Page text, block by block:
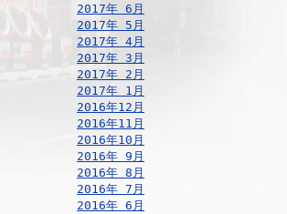
2017年 6月
2017年 5月
2017年 4月
2017年 3月
2017年 2月
2017年 1月
2016年12月
2016年11月
2016年10月
2016年 9月
2016年 8月
2016年 7月
2016年 6月